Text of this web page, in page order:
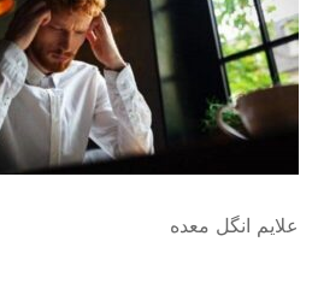
علایم انگل معده